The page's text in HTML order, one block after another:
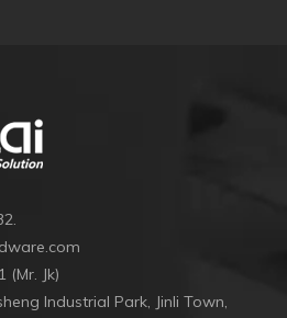
(Mr. Jk)
Industrial Park, Jinli Town,